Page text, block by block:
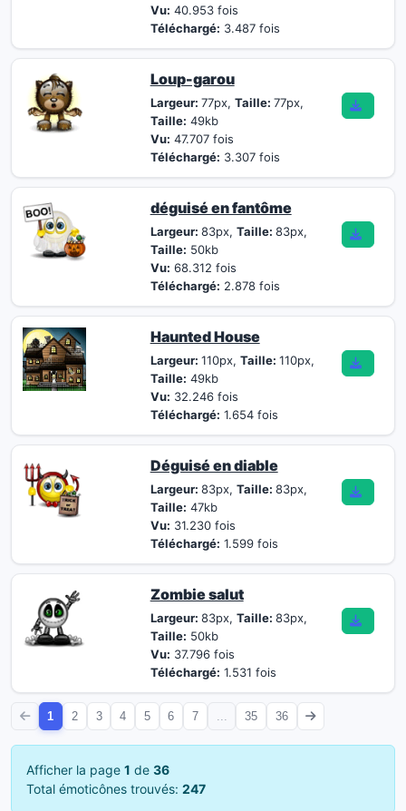
Vu: 40.953 fois
Téléchargé: 3.487 fois
Loup-garou
Largeur: 77px, Taille: 77px,
Taille: 49kb
Vu: 47.707 fois
Téléchargé: 3.307 fois
déguisé en fantôme
Largeur: 83px, Taille: 83px,
Taille: 50kb
Vu: 68.312 fois
Téléchargé: 2.878 fois
Haunted House
Largeur: 110px, Taille: 110px,
Taille: 49kb
Vu: 32.246 fois
Téléchargé: 1.654 fois
Déguisé en diable
Largeur: 83px, Taille: 83px,
Taille: 47kb
Vu: 31.230 fois
Téléchargé: 1.599 fois
Zombie salut
Largeur: 83px, Taille: 83px,
Taille: 50kb
Vu: 37.796 fois
Téléchargé: 1.531 fois
1 2 3 4 5 6 7 35 36
Afficher la page 1 de 36
Total émoticônes trouvés: 247